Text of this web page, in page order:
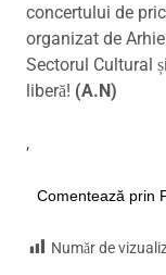
concertului de
organizat de
Sectorul Cultural
liberă! (A.N)
,
Comentează prin
Număr de